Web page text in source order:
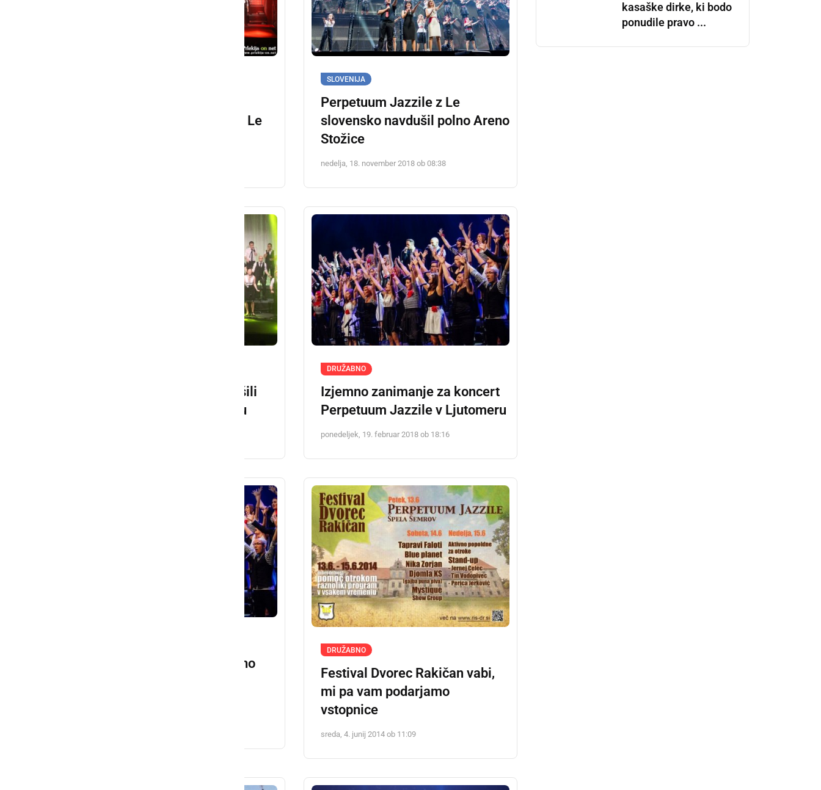
Ljutomer vračajo s turnejo Le
SLOVENIJA
Perpetuum Jazzile z Le
slovensko navdušil polno Areno
Stožice
nedelja, 18. november 2018 ob 08:38
Perpetuum Jazzile navdušili
polno dvorano v Ljutomeru
DRUŽABNO
Izjemno zanimanje za koncert
Perpetuum Jazzile v Ljutomeru
ponedeljek, 19. februar 2018 ob 18:16
V Ljutomer prihaja svetovno
DRUŽABNO
Festival Dvorec Rakičan vabi,
mi pa vam podarjamo
vstopnice
sreda, 4. junij 2014 ob 11:09
kasaške dirke, ki bodo
ponudile pravo ...